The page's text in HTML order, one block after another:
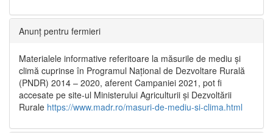
Anunț pentru fermieri
Materialele informative referitoare la măsurile de mediu și
climă cuprinse în Programul Național de Dezvoltare Rurală
(PNDR) 2014 – 2020, aferent Campaniei 2021, pot fi
accesate pe site-ul Ministerului Agriculturii și Dezvoltării
Rurale https://www.madr.ro/masuri-de-mediu-si-clima.html